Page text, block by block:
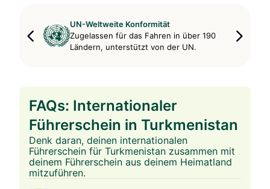
UN-Weltweite Konformität
Zugelassen für das Fahren in über 190
Ländern, unterstützt von der UN.
FAQs: Internationaler
Führerschein in Turkmenistan
Denk daran, deinen internationalen
Führerschein für Turkmenistan zusammen mit
deinem Führerschein aus deinem Heimatland
mitzuführen.